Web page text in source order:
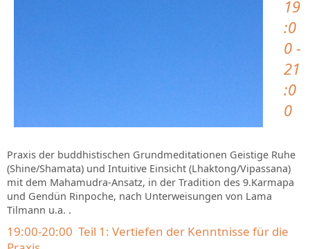
19
:0
0 -
21
:0
0
Praxis der buddhistischen Grundmeditationen Geistige Ruhe
(Shine/Shamata) und Intuitive Einsicht (Lhaktong/Vipassana)
mit dem Mahamudra-Ansatz, in der Tradition des 9.Karmapa
und Gendün Rinpoche, nach Unterweisungen von Lama
Tilmann u.a. .
19:00-20:00 Teil 1: Vertiefen der Kenntnisse für die